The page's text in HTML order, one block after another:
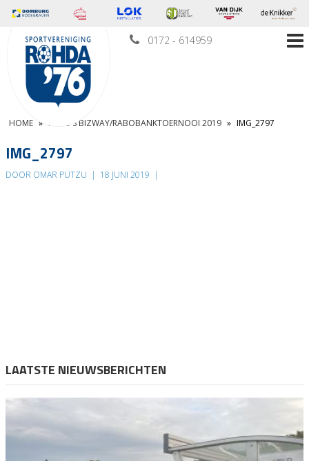
0172 - 614959
HOME » FOTO’S BIZWAY/RABOBANKTOERNOOI 2019 » IMG_2797
IMG_2797
DOOR OMAR PUTZU | 18 JUNI 2019 |
LAATSTE NIEUWSBERICHTEN